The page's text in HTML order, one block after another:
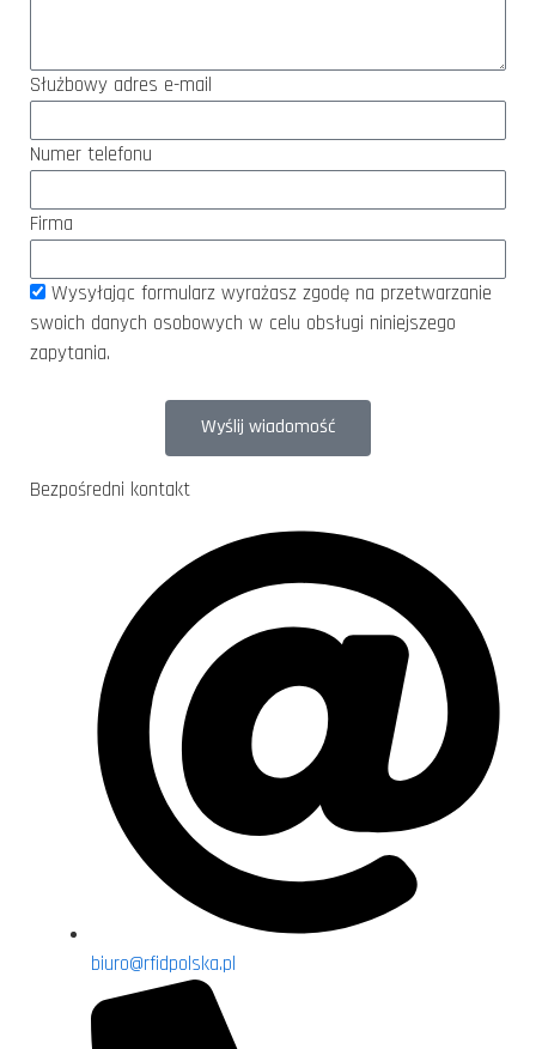
Służbowy adres e-mail
Numer telefonu
Firma
Wysyłając formularz wyrażasz zgodę na przetwarzanie
swoich danych osobowych w celu obsługi niniejszego
zapytania.
Wyślij wiadomość
Bezpośredni kontakt
biuro@rfidpolska.pl